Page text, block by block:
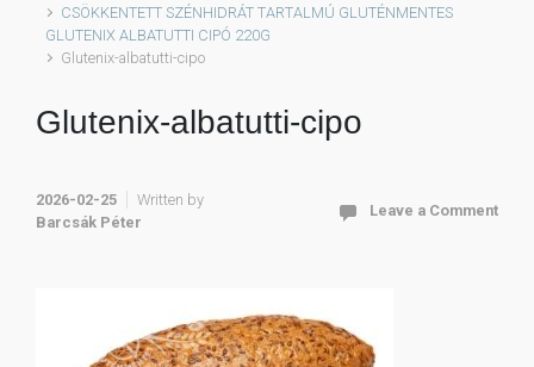
CSÖKKENTETT SZÉNHIDRÁT TARTALMÚ GLUTÉNMENTES
GLUTENIX ALBATUTTI CIPÓ 220G
Glutenix-albatutti-cipo
Glutenix-albatutti-cipo
2026-02-25
Written by
Barcsák Péter
Leave a Comment